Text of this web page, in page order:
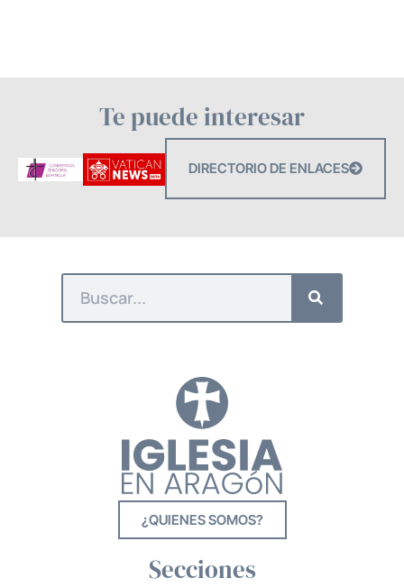
Te puede interesar
DIRECTORIO DE ENLACES
¿QUIENES SOMOS?
Secciones